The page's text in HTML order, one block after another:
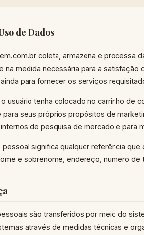
de Dados
coleta, armazena e processa
na medida necessária para a
para fornecer os serviços
usuário tenha colocado no carrinho de
para seus próprios propósitos de
de pesquisa de mercado e para
pessoal significa qualquer referência
e sobrenome, endereço, número de
são transferidos por meio do
através de medidas técnicas e